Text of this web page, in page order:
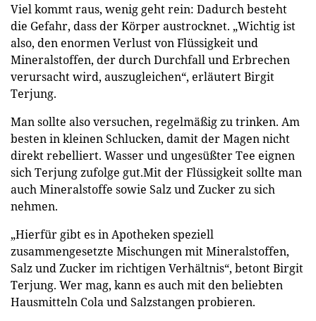
Viel kommt raus, wenig geht rein: Dadurch besteht
die Gefahr, dass der Körper austrocknet. „Wichtig ist
also, den enormen Verlust von Flüssigkeit und
Mineralstoffen, der durch Durchfall und Erbrechen
verursacht wird, auszugleichen“, erläutert Birgit
Terjung.
Man sollte also versuchen, regelmäßig zu trinken. Am
besten in kleinen Schlucken, damit der Magen nicht
direkt rebelliert. Wasser und ungesüßter Tee eignen
sich Terjung zufolge gut.Mit der Flüssigkeit sollte man
auch Mineralstoffe sowie Salz und Zucker zu sich
nehmen.
„Hierfür gibt es in Apotheken speziell
zusammengesetzte Mischungen mit Mineralstoffen,
Salz und Zucker im richtigen Verhältnis“, betont Birgit
Terjung. Wer mag, kann es auch mit den beliebten
Hausmitteln Cola und Salzstangen probieren.